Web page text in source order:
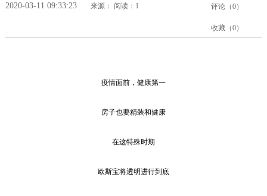
2020-03-11 09:33:23 来源： 阅读：1 评论（0）
收藏（0）
疫情面前，健康第一
房子也要精装和健康
在这特殊时期
欧斯宝将透明进行到底